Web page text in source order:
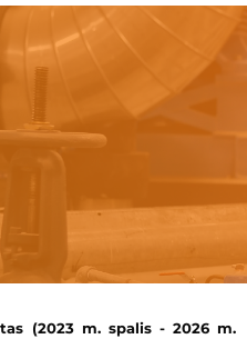
(2023 m. spalis - 2026 m.